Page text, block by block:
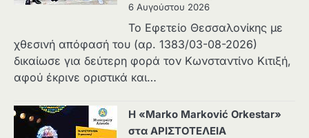
6 Αυγούστου 2026
Το Εφετείο Θεσσαλονίκης με
χθεσινή απόφασή του (αρ. 1383/03-08-2026)
δικαίωσε για δεύτερη φορά τον Κωνσταντίνο Κιτιξή,
αφού έκρινε οριστικά και…
Η «Marko Marković Orkestar»
στα ΑΡΙΣΤΟΤΕΛΕΙΑ